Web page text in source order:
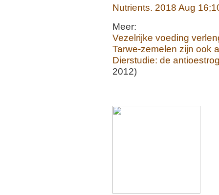
Nutrients. 2018 Aug
Meer:
Vezelrijke voeding
Tarwe-zemelen zijn ook
Dierstudie: de
2012)